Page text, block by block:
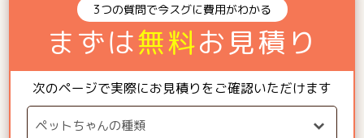
3つの質問で今スグに費用がわかる
まずは無料お見積り
次のページで実際にお見積りをご確認いただけます